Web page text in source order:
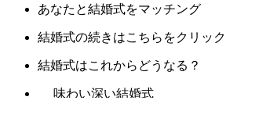
あなたと結婚式をマッチング
結婚式の続きはこちらをクリック
結婚式はこれからどうなる？
味わい深い結婚式